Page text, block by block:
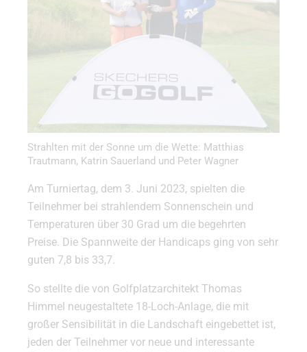
Strahlten mit der Sonne um die Wette: Matthias
Trautmann, Katrin Sauerland und Peter Wagner
Am Turniertag, dem 3. Juni 2023, spielten die
Teilnehmer bei strahlendem Sonnenschein und
Temperaturen über 30 Grad um die begehrten
Preise. Die Spannweite der Handicaps ging von sehr
guten 7,8 bis 33,7.
So stellte die von Golfplatzarchitekt Thomas
Himmel neugestaltete 18-Loch-Anlage, die mit
großer Sensibilität in die Landschaft eingebettet ist,
jeden der Teilnehmer vor neue und interessante